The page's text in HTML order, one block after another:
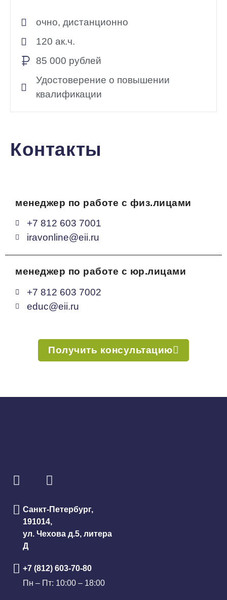
очно, дистанционно
120 ак.ч.
85 000 рублей
Удостоверение о повышении
квалификации
Контакты
менеджер по работе с физ.лицами
+7 812 603 7001
iravonline@eii.ru
менеджер по работе с юр.лицами
+7 812 603 7002
educ@eii.ru
Получить консультацию
Санкт-Петербург,
191014,
ул. Чехова д.5, литера
Д
+7 (812) 603-70-80
Пн – Пт: 10:00 – 18:00